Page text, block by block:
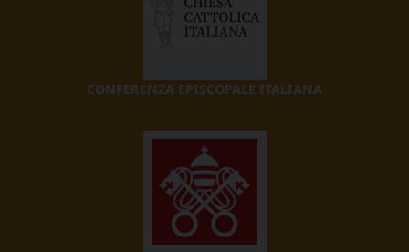
CONFERENZA EPISCOPALE ITALIANA